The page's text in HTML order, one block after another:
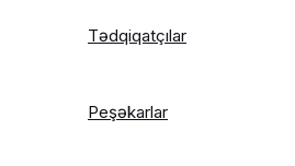
Tədqiqatçılar
Peşəkarlar